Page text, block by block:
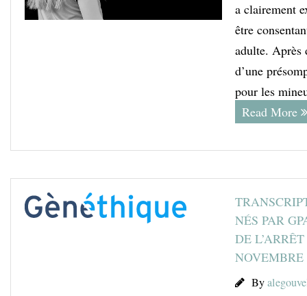
a clairement
être
adulte. Après
d’une
pour les
Read More
NÉS PAR
DE
NOVEMBRE
By